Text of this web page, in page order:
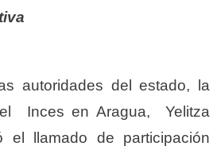
autoridades del estado, la
Inces en Aragua, Yelitza
el llamado de participación